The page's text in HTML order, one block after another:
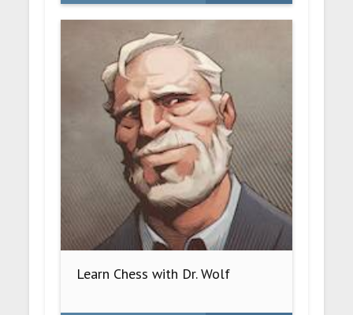
Learn Chess with Dr. Wolf